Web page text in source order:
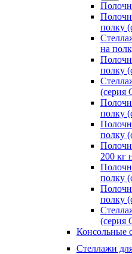
полку
на
полку
полку
полку
200 кг
полку
полку
Консольные
Стеллажи